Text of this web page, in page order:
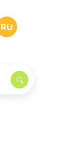
RU